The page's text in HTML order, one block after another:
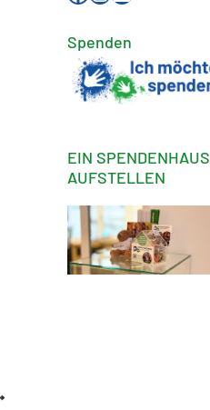
Spenden
EIN SPENDENHAUS
AUFSTELLEN